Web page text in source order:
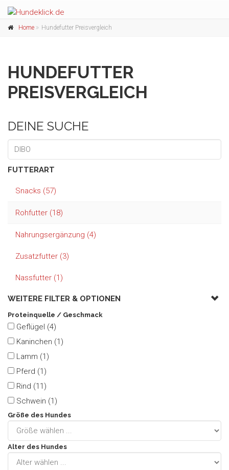
Home Hundefutter Preisvergleich
HUNDEFUTTER
PREISVERGLEICH
DEINE SUCHE
FUTTERART
Snacks (57)
Rohfutter (18)
Nahrungsergänzung (4)
Zusatzfutter (3)
Nassfutter (1)
WEITERE FILTER & OPTIONEN
Proteinquelle / Geschmack
Geflügel (4)
Kaninchen (1)
Lamm (1)
Pferd (1)
Rind (11)
Schwein (1)
Größe des Hundes
Alter des Hundes